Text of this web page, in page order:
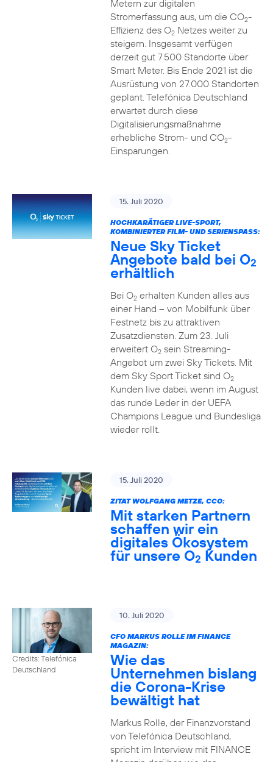
Metern zur digitalen
Stromerfassung aus, um die CO2-
Effizienz des O2Netzes weiter zu
steigern. Insgesamt verfügen
derzeit gut 7.500 Standorte über
Smart Meter. Bis Ende 2021 ist die
Ausrüstung von 27.000 Standorten
geplant. Telefónica Deutschland
erwartet durch diese
Digitalisierungsmaßnahme
erhebliche Strom- und CO2-
Einsparungen.
15. Juli 2020
HOCHKARÄTIGER LIVE-SPORT,
KOMBINIERTER FILM- UND SERIENSPASS:
Neue Sky Ticket
Angebote bald bei O2
erhältlich
Bei O2erhalten Kunden alles aus
einer Hand – von Mobilfunk über
Festnetz bis zu attraktiven
Zusatzdiensten. Zum 23. Juli
erweitert O2sein Streaming-
Angebot um zwei Sky Tickets. Mit
dem Sky Sport Ticket sind O2
Kunden live dabei, wenn im August
das runde Leder in der UEFA
Champions League und Bundesliga
wieder rollt.
15. Juli 2020
ZITAT WOLFGANG METZE, CCO:
Mit starken Partnern
schaffen wir ein
digitales Ökosystem
für unsere O2 Kunden
Credits: Telefónica
Deutschland
10. Juli 2020
CFO MARKUS ROLLE IM FINANCE
MAGAZIN:
Wie das
Unternehmen bislang
die Corona-Krise
bewältigt hat
Markus Rolle, der Finanzvorstand
von Telefónica Deutschland,
spricht im Interview mit FINANCE